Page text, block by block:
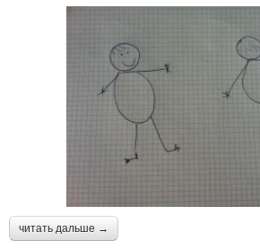
читать дальше →